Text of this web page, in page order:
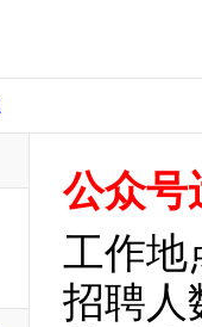
公众号
工作地
招聘人